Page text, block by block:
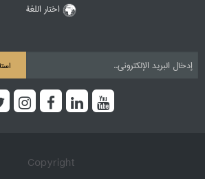
اختار اللغة
Copyright